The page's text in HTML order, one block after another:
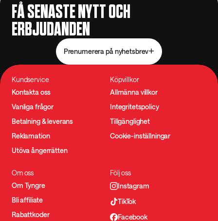
FÅ SENASTE NYTT OCH
ERBJUDANDEN
Prenumerera på nyhetsbrev
Kundservice
Kontakta oss
Vanliga frågor
Betalning & leverans
Reklamation
Utöva ångerrätten
Köpvillkor
Allmänna villkor
Integritetspolicy
Tillgänglighet
Cookie-inställningar
Om oss
Om Tyngre
Bli affiliate
Rabattkoder
Följ oss
Instagram
TikTok
Facebook